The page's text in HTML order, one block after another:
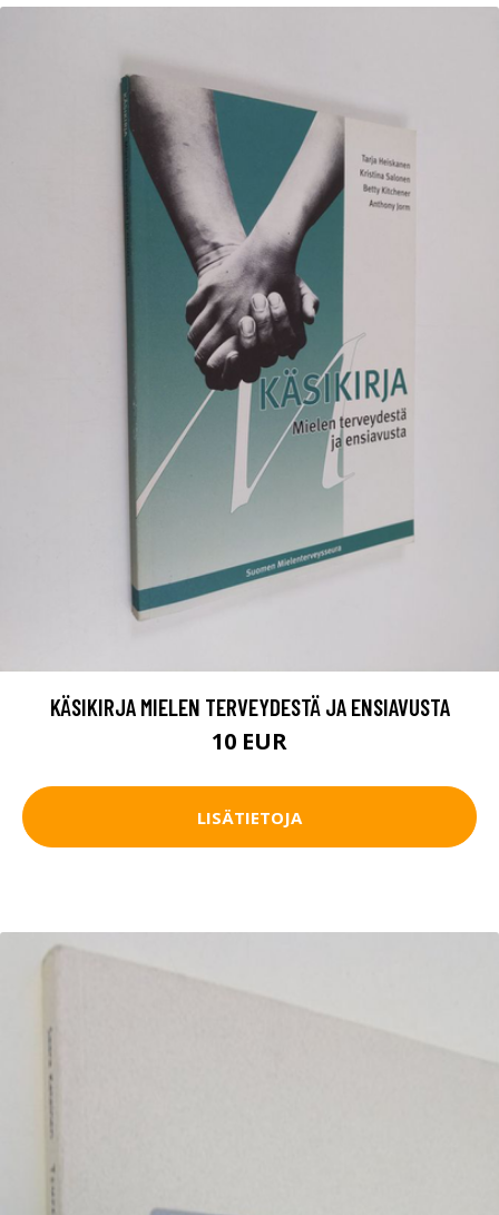
KÄSIKIRJA MIELEN TERVEYDESTÄ JA ENSIAVUSTA
10 EUR
LISÄTIETOJA